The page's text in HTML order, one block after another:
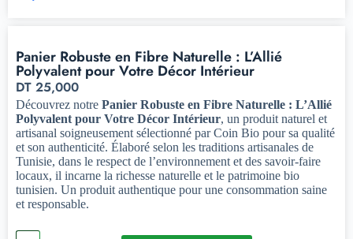
Panier Robuste en Fibre Naturelle : L’Allié
Polyvalent pour Votre Décor Intérieur
DT 25,000
Découvrez notre Panier Robuste en Fibre Naturelle : L’Allié
Polyvalent pour Votre Décor Intérieur, un produit naturel et
artisanal soigneusement sélectionné par Coin Bio pour sa qualité
et son authenticité. Élaboré selon les traditions artisanales de
Tunisie, dans le respect de l’environnement et des savoir-faire
locaux, il incarne la richesse naturelle et le patrimoine bio
tunisien. Un produit authentique pour une consommation saine
et responsable.